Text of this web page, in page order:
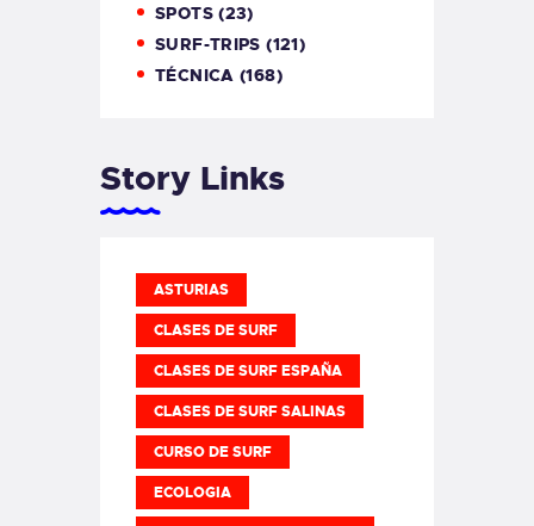
SPOTS(23)
SURF-TRIPS (121)
TÉCNICA (168)
Story Links
ASTURIAS
CLASES DE SURF
CLASES DE SURF ESPAÑA
CLASES DE SURF SALINAS
CURSO DE SURF
ECOLOGIA